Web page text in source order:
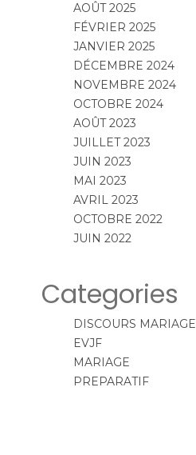
AOÛT 2025
FÉVRIER 2025
JANVIER 2025
DÉCEMBRE 2024
NOVEMBRE 2024
OCTOBRE 2024
AOÛT 2023
JUILLET 2023
JUIN 2023
MAI 2023
AVRIL 2023
OCTOBRE 2022
JUIN 2022
Categories
DISCOURS MARIAGE
EVJF
MARIAGE
PREPARATIF